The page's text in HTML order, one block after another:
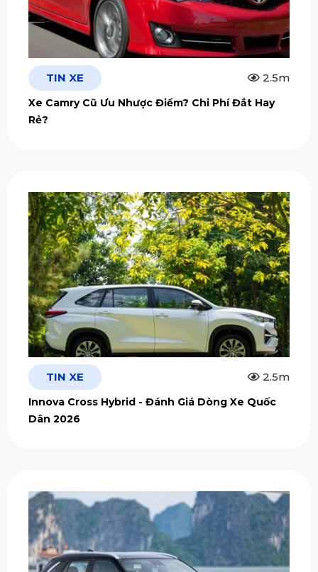
TIN XE 2.5m
Xe Camry Cũ Ưu Nhược Điểm? Chi Phí Đắt Hay
Rẻ?
TIN XE 2.5m
Innova Cross Hybrid - Đánh Giá Dòng Xe Quốc
Dân 2026